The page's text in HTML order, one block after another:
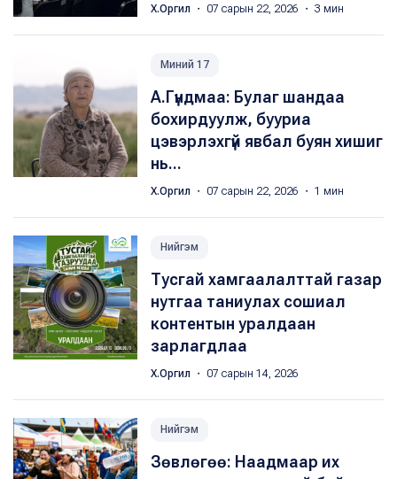
Х.Оргил ・ 07 сарын 22, 2026 ・ 3 мин
Миний 17
А.Гүндмаа: Булаг шандаа
бохирдуулж, бууриа
цэвэрлэхгүй явбал буян хишиг
нь...
Х.Оргил ・ 07 сарын 22, 2026 ・ 1 мин
Нийгэм
Тусгай хамгаалалттай газар
нутгаа таниулах сошиал
контентын уралдаан
зарлагдлаа
Х.Оргил ・ 07 сарын 14, 2026
Нийгэм
Зөвлөгөө: Наадмаар их